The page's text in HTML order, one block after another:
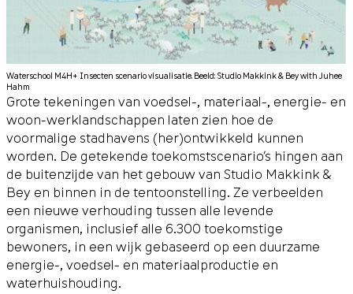
Waterschool M4H+ Insecten scenario visualisatie. Beeld: Studio Makkink & Bey with Juhee
Hahm
Grote tekeningen van voedsel-, materiaal-, energie- en
woon-werklandschappen laten zien hoe de
voormalige stadhavens (her)ontwikkeld kunnen
worden. De getekende toekomstscenario’s hingen aan
de buitenzijde van het gebouw van Studio Makkink &
Bey en binnen in de tentoonstelling. Ze verbeelden
een nieuwe verhouding tussen alle levende
organismen, inclusief alle 6.300 toekomstige
bewoners, in een wijk gebaseerd op een duurzame
energie-, voedsel- en materiaalproductie en
waterhuishouding.